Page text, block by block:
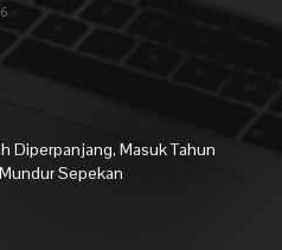
Diperpanjang, Masuk Tahun
Sepekan